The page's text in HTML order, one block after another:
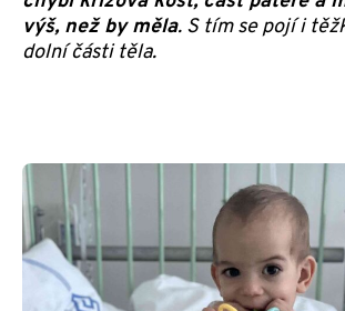
výš, než by měla. S tím se pojí i
dolní části těla.